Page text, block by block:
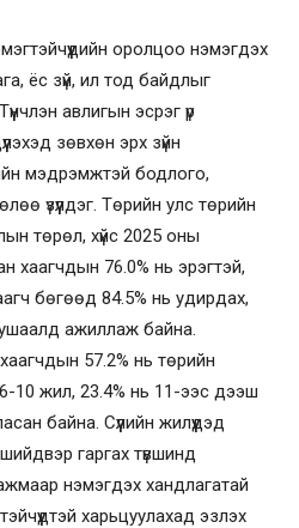
оролцоо нэмэгдэх
ёс зүй, ил тод байдлыг
авлигын эсрэг үр
зөвхөн эрх зүйн
мэдрэмжтэй бодлого,
үзүүлдэг. Төрийн улс төрийн
төрөл, хүйс 2025 оны
хаагчдын 76.0% нь эрэгтэй,
бөгөөд 84.5% нь удирдах,
ажиллаж байна.
57.2% нь төрийн
10 жил, 23.4% нь 11-ээс дээш
байна. Сүүлийн жилүүдэд
гаргах түвшинд
нэмэгдэх хандлагатай
харьцуулахад эзлэх